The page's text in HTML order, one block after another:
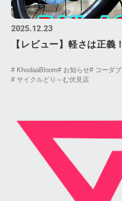
2025.12.23
【レビュー】軽さは正
# KhodaaBloom# お知らせ# コーダ
# サイクルどり～む伏見店